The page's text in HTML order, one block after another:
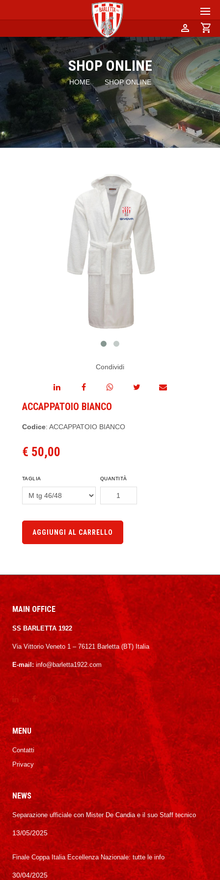
person shopping_cart
SHOP ONLINE
HOME SHOP ONLINE
Condividi
ACCAPPATOIO BIANCO
Codice: ACCAPPATOIO BIANCO
€ 50,00
TAGLIA QUANTITÀ
AGGIUNGI AL CARRELLO
MAIN OFFICE
SS BARLETTA 1922
Via Vittorio Veneto 1 – 76121 Barletta (BT) Italia
E-mail: info@barletta1922.com
MENU
Contatti
Privacy
NEWS
Separazione ufficiale con Mister De Candia e il suo Staff tecnico
13/05/2025
Finale Coppa Italia Eccellenza Nazionale: tutte le info
30/04/2025